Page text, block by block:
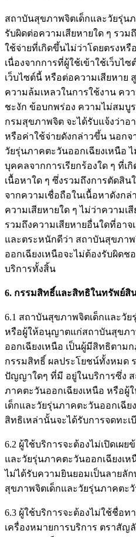
สถาบันสุขภาพจิตเด็กและวัยรุ่น
รับผิดต่อความเสียหายใด ๆ รวม
ใช้จ่ายที่เกิดขึ้นไม่ว่าโดยตรงห
เนื่องจากการที่ผู้ใช้เข้าใช้เว็บไ
เว็บไซต์นี้ หรือต่อความเสียหาย
ความล้มเหลวในการใช้งาน คว
ชะงัก ข้อบกพร่อง ความไม่สมบู
กรมสุขภาพจิต จะได้รับแจ้งว่าอ
หรือค่าใช้จ่ายดังกล่าวขึ้น นอก
วัยรุ่นภาคตะวันออกเฉียงเหนือ
บุคคลจากการเรียกร้องใด ๆ ที่เ
เนื้อหาใด ๆ ซึ่งรวมถึงการตัดสิน
จากความเชื่อถือในเนื้อหาดังกล่
ความเสียหายใด ๆ ไม่ว่าความเ
รวมถึงความเสียหายอื่นใดที่อา
และตระหนักดีว่า สถาบันสุขภา
ออกเฉียงเหนือจะไม่ต้องรับผิดช
บริการทั้งสิ้น
6. กรรมสิทธิ์และสิทธิในทรัพย์
6.1 สถาบันสุขภาพจิตเด็กและวั
หรือผู้ให้อนุญาตแก่สถาบันสุขภ
ออกเฉียงเหนือ เป็นผู้มีสิทธิตาม
กรรมสิทธิ์ ผลประโยชน์ทั้งหมด
ปัญญาใดๆ ที่มี อยู่ในบริการซึ่ง
ภาคตะวันออกเฉียงเหนือ หรือ
เด็กและวัยรุ่นภาคตะวันออกเฉีย
สิทธิเหล่านั้นจะได้รับการจดทะเ
6.2 ผู้ใช้บริการจะต้องไม่เปิดเผ
และวัยรุ่นภาคตะวันออกเฉียงเ
ไม่ได้รับความยินยอมเป็นลายลั
สุขภาพจิตเด็กและวัยรุ่นภาคตะวั
6.3 ผู้ใช้บริการจะต้องไม่ใช้ชื่อท
เครื่องหมายการบริการ ตราสั